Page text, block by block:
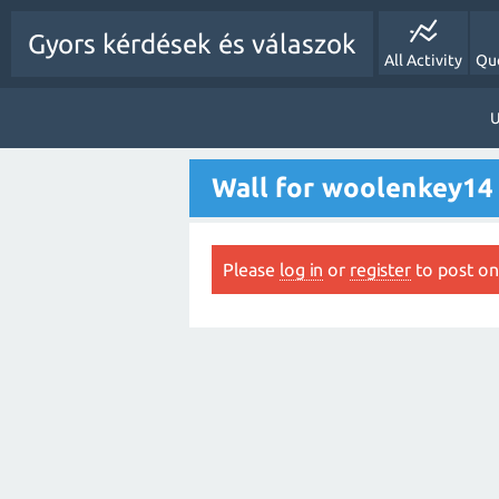
Gyors kérdések és válaszok
All Activity
Wall for woolenkey14
Please log in or register to post